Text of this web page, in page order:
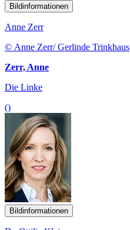
Bildinformationen
Anne Zerr
© Anne Zerr/ Gerlinde Trinkhaus
Zerr, Anne
Die Linke
()
Bildinformationen